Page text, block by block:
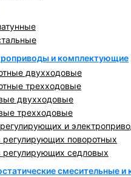
и комплектующие
двухходовые
трехходовые
двухходовые
трехходовые
и
поворотных
регулирующих седловых
смесительные